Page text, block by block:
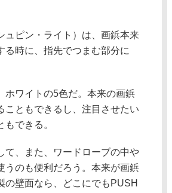
ピン・ライト）は、画鋲本来
る時に、指先でつまむ部分に
ワイトの5色だ。本来の画鋲
こともできるし、注目させたい
できる。
、また、ワードローブの中や
うのも便利だろう。本来が画鋲
の壁面なら、どこにでもPUSH